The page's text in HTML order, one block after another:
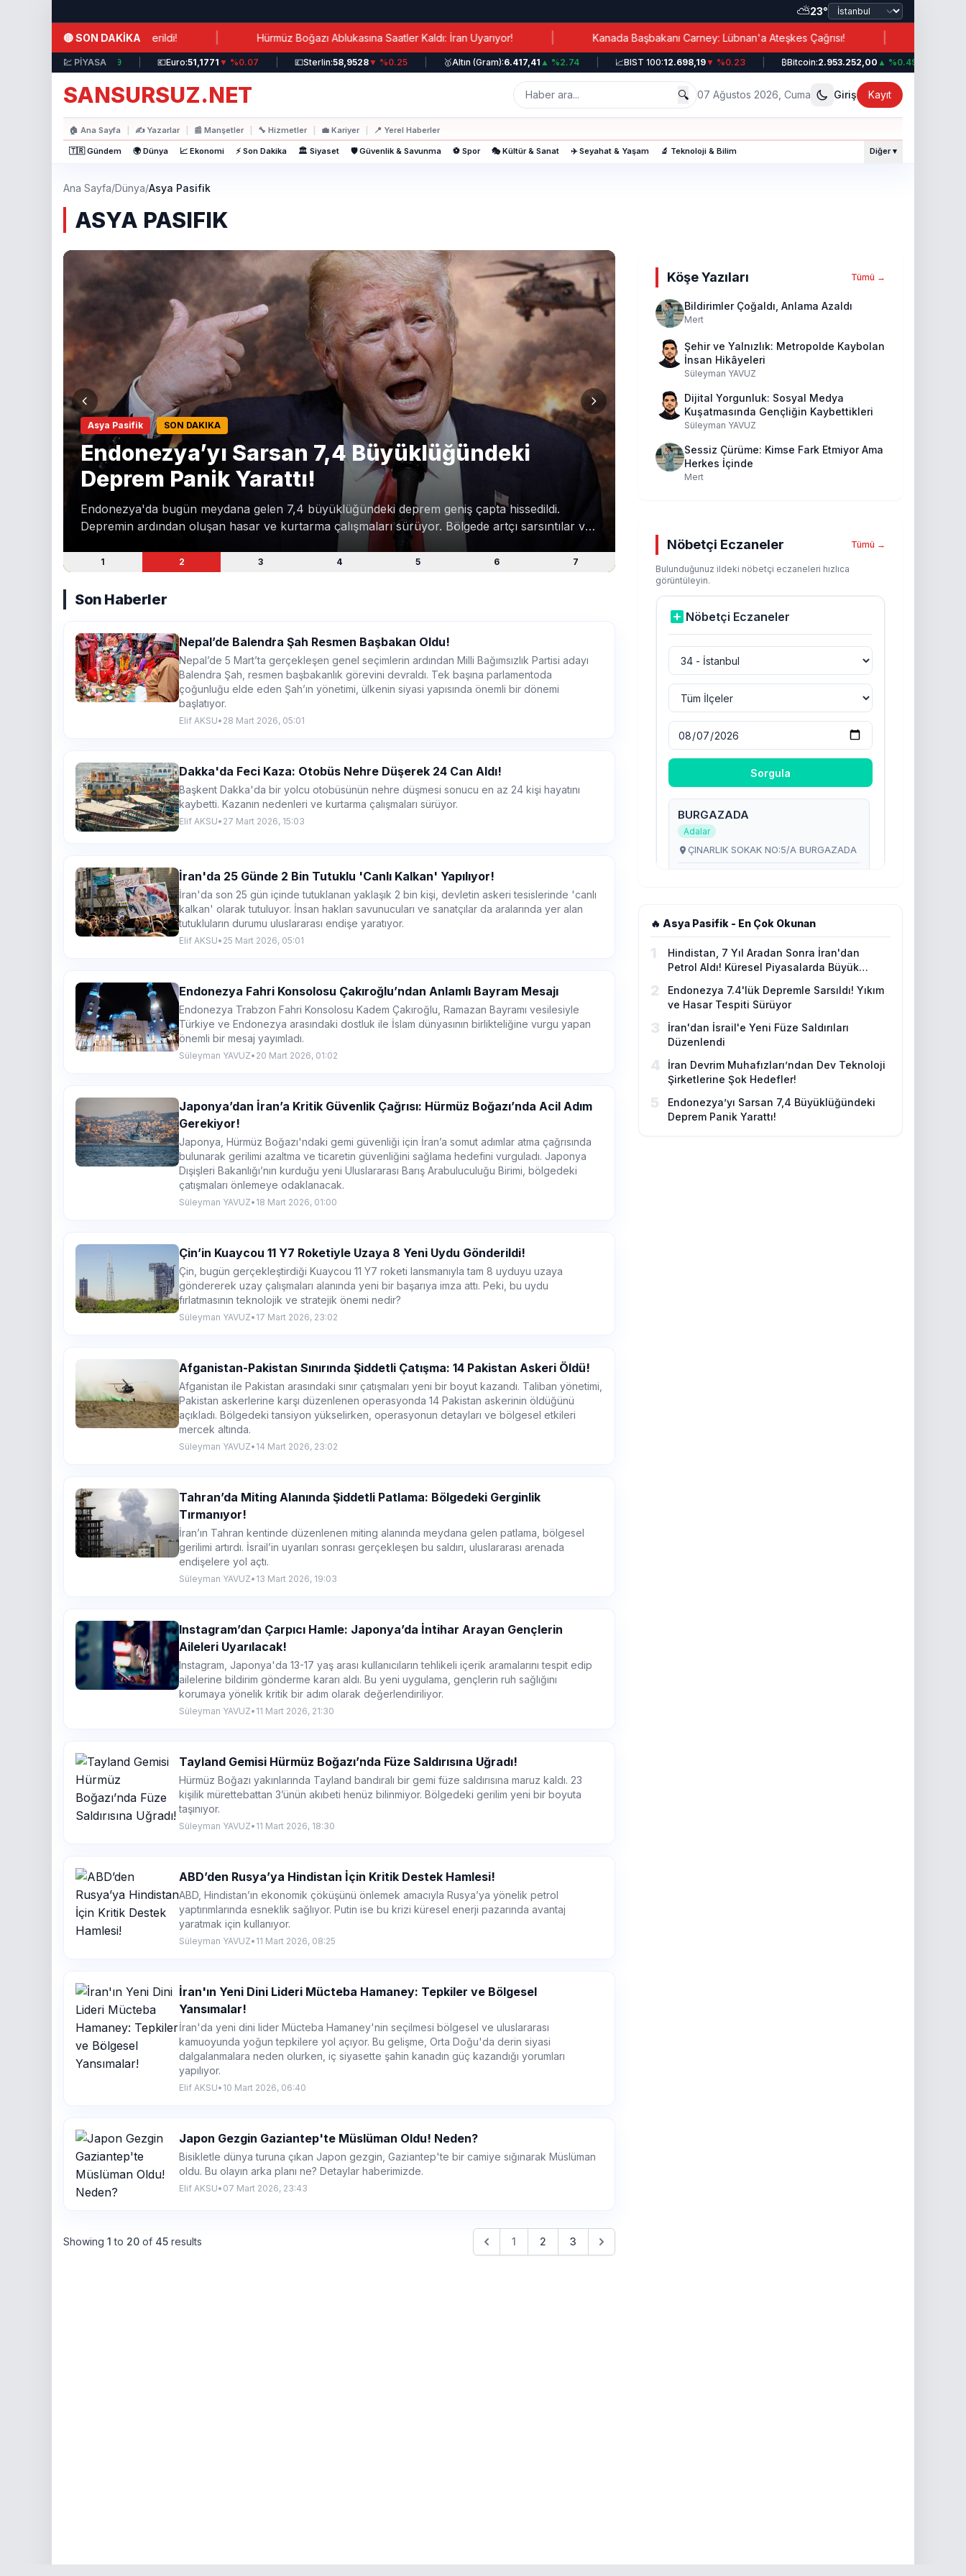
⛅23°
🔴 SON DAKİKA
Antifrizli Su Verildi! | Hürmüz Boğazı Ablukasına Saatler Kaldı: İran Uyarıyor! | Kanada Başbakanı Carney: Lübnan'a Ateşkes Çağrısı! |
💹 PİYASA
44,3717▲ %0.19 | Euro:51,1771▼ %0.07 | Sterlin:58,9528▼ %0.25 | Altın (Gram):6.417,41▲ %2.74 | BIST 100: 12.698,19▼ %0.23 | Bitcoin:2.953.252,00▲ %0.49 |
SANSURSUZ.NET 🔍 07 Ağustos 2026, Cuma Giriş Kayıt
🏠 Ana Sayfa ✍️Yazarlar 📰 Manşetler 🔧 Hizmetler 💼 Kariyer 📍 Yerel Haberler
🇹🇷 Gündem 🌍 Dünya 📈 Ekonomi ⚡ Son Dakika 🏛️ Siyaset 🛡️ Güvenlik & Savunma ⚽ Spor 🎭 Kültür & Sanat ✈️ Seyahat & Yaşam 🔬 Teknoloji & Bilim Diğer ▾
Ana Sayfa/Dünya/Asya Pasifik
ASYA PASIFIK
Asya Pasifik SON DAKIKA
Endonezya’yı Sarsan 7,4 Büyüklüğündeki
Deprem Panik Yarattı!
Endonezya'da bugün meydana gelen 7,4 büyüklüğündeki deprem geniş çapta hissedildi.
Depremin ardından oluşan hasar ve kurtarma çalışmaları sürüyor. Bölgede artçı sarsıntılar ve
1 2 3 4 5 6 7
Son Haberler
Nepal’de Balendra Şah Resmen Başbakan Oldu!
Nepal’de 5 Mart’ta gerçekleşen genel seçimlerin ardından Milli Bağımsızlık Partisi adayı
Balendra Şah, resmen başbakanlık görevini devraldı. Tek başına parlamentoda
çoğunluğu elde eden Şah’ın yönetimi, ülkenin siyasi yapısında önemli bir dönemi
başlatıyor.
Elif AKSU• 28 Mart 2026, 05:01
Dakka'da Feci Kaza: Otobüs Nehre Düşerek 24 Can Aldı!
Başkent Dakka'da bir yolcu otobüsünün nehre düşmesi sonucu en az 24 kişi hayatını
kaybetti. Kazanın nedenleri ve kurtarma çalışmaları sürüyor.
Elif AKSU• 27 Mart 2026, 15:03
İran'da 25 Günde 2 Bin Tutuklu 'Canlı Kalkan' Yapılıyor!
İran'da son 25 gün içinde tutuklanan yaklaşık 2 bin kişi, devletin askeri tesislerinde 'canlı
kalkan' olarak tutuluyor. İnsan hakları savunucuları ve sanatçılar da aralarında yer alan
tutukluların durumu uluslararası endişe yaratıyor.
Elif AKSU• 25 Mart 2026, 05:01
Endonezya Fahri Konsolosu Çakıroğlu’ndan Anlamlı Bayram Mesajı
Endonezya Trabzon Fahri Konsolosu Kadem Çakıroğlu, Ramazan Bayramı vesilesiyle
Türkiye ve Endonezya arasındaki dostluk ile İslam dünyasının birlikteliğine vurgu yapan
önemli bir mesaj yayımladı.
Süleyman YAVUZ• 20 Mart 2026, 01:02
Japonya’dan İran’a Kritik Güvenlik Çağrısı: Hürmüz Boğazı’nda Acil Adım
Gerekiyor!
Japonya, Hürmüz Boğazı'ndaki gemi güvenliği için İran’a somut adımlar atma çağrısında
bulunarak gerilimi azaltma ve ticaretin güvenliğini sağlama hedefini vurguladı. Japonya
Dışişleri Bakanlığı’nın kurduğu yeni Uluslararası Barış Arabuluculuğu Birimi, bölgedeki
çatışmaları önlemeye odaklanacak.
Süleyman YAVUZ• 18 Mart 2026, 01:00
Çin’in Kuaycou 11 Y7 Roketiyle Uzaya 8 Yeni Uydu Gönderildi!
Çin, bugün gerçekleştirdiği Kuaycou 11 Y7 roketi lansmanıyla tam 8 uyduyu uzaya
göndererek uzay çalışmaları alanında yeni bir başarıya imza attı. Peki, bu uydu
fırlatmasının teknolojik ve stratejik önemi nedir?
Süleyman YAVUZ• 17 Mart 2026, 23:02
Afganistan-Pakistan Sınırında Şiddetli Çatışma: 14 Pakistan Askeri Öldü!
Afganistan ile Pakistan arasındaki sınır çatışmaları yeni bir boyut kazandı. Taliban yönetimi,
Pakistan askerlerine karşı düzenlenen operasyonda 14 Pakistan askerinin öldüğünü
açıkladı. Bölgedeki tansiyon yükselirken, operasyonun detayları ve bölgesel etkileri
mercek altında.
Süleyman YAVUZ• 14 Mart 2026, 23:02
Tahran’da Miting Alanında Şiddetli Patlama: Bölgedeki Gerginlik
Tırmanıyor!
İran’ın Tahran kentinde düzenlenen miting alanında meydana gelen patlama, bölgesel
gerilimi artırdı. İsrail’in uyarıları sonrası gerçekleşen bu saldırı, uluslararası arenada
endişelere yol açtı.
Süleyman YAVUZ• 13 Mart 2026, 19:03
Instagram’dan Çarpıcı Hamle: Japonya’da İntihar Arayan Gençlerin
Aileleri Uyarılacak!
Instagram, Japonya'da 13-17 yaş arası kullanıcıların tehlikeli içerik aramalarını tespit edip
ailelerine bildirim gönderme kararı aldı. Bu yeni uygulama, gençlerin ruh sağlığını
korumaya yönelik kritik bir adım olarak değerlendiriliyor.
Süleyman YAVUZ• 11 Mart 2026, 21:30
Tayland Gemisi Hürmüz Boğazı’nda Füze Saldırısına Uğradı!
Hürmüz Boğazı yakınlarında Tayland bandıralı bir gemi füze saldırısına maruz kaldı. 23
kişilik mürettebattan 3’ünün akıbeti henüz bilinmiyor. Bölgedeki gerilim yeni bir boyuta
taşınıyor.
Süleyman YAVUZ• 11 Mart 2026, 18:30
ABD’den Rusya’ya Hindistan İçin Kritik Destek Hamlesi!
ABD, Hindistan’ın ekonomik çöküşünü önlemek amacıyla Rusya’ya yönelik petrol
yaptırımlarında esneklik sağlıyor. Putin ise bu krizi küresel enerji pazarında avantaj
yaratmak için kullanıyor.
Süleyman YAVUZ• 11 Mart 2026, 08:25
İran'ın Yeni Dini Lideri Mücteba Hamaney: Tepkiler ve Bölgesel
Yansımalar!
İran'da yeni dini lider Mücteba Hamaney'nin seçilmesi bölgesel ve uluslararası
kamuoyunda yoğun tepkilere yol açıyor. Bu gelişme, Orta Doğu'da derin siyasi
dalgalanmalara neden olurken, iç siyasette şahin kanadın güç kazandığı yorumları
yapılıyor.
Elif AKSU• 10 Mart 2026, 06:40
Japon Gezgin Gaziantep'te Müslüman Oldu! Neden?
Bisikletle dünya turuna çıkan Japon gezgin, Gaziantep'te bir camiye sığınarak Müslüman
oldu. Bu olayın arka planı ne? Detaylar haberimizde.
Elif AKSU• 07 Mart 2026, 23:43
Showing 1 to 20 of 45 results 1 2 3
Köşe Yazıları Tümü →
Bildirimler Çoğaldı, Anlama Azaldı
Mert
Şehir ve Yalnızlık: Metropolde Kaybolan
İnsan Hikâyeleri
Süleyman YAVUZ
Dijital Yorgunluk: Sosyal Medya
Kuşatmasında Gençliğin Kaybettikleri
Süleyman YAVUZ
Sessiz Çürüme: Kimse Fark Etmiyor Ama
Herkes İçinde
Mert
Nöbetçi Eczaneler Tümü →
Bulunduğunuz ildeki nöbetçi eczaneleri hızlıca
görüntüleyin.
🔥 Asya Pasifik - En Çok Okunan
1
Hindistan, 7 Yıl Aradan Sonra İran'dan
Petrol Aldı! Küresel Piyasalarda Büyük
2
Endonezya 7.4'lük Depremle Sarsıldı! Yıkım
ve Hasar Tespiti Sürüyor
3
İran'dan İsrail'e Yeni Füze Saldırıları
Düzenlendi
4
İran Devrim Muhafızları’ndan Dev Teknoloji
Şirketlerine Şok Hedefler!
5
Endonezya’yı Sarsan 7,4 Büyüklüğündeki
Deprem Panik Yarattı!